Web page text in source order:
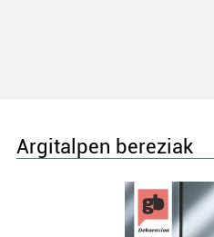
Argitalpen bereziak